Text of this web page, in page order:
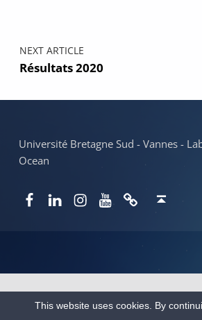
NEXT ARTICLE
Résultats 2020
Université Bretagne Sud - Vannes -
Ocean
This website uses cookies. By